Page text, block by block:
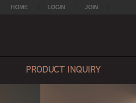
HOME LOGIN JOIN
PRODUCT INQUIRY